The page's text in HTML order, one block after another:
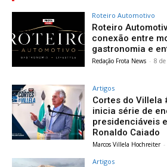
Roteiro Automotivo
Roteiro
conexão entre
gastronomia e
Redação Frota News - 8
Artigos
Cortes do Villela
inicia série de
presidenciáveis
Ronaldo Caiado
Marcos Villela Hochreiter -
Artigos